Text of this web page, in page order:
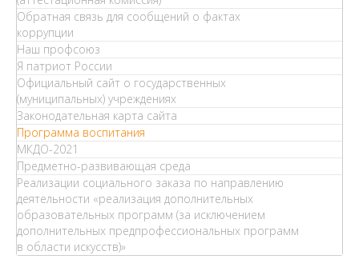
Обратная связь для сообщений о фактах
коррупции
Наш профсоюз
Я патриот России
Официальный сайт о государственных
(муниципальных) учреждениях
Законодательная карта сайта
Программа воспитания
МКДО-2021
Предметно-развивающая среда
Реализации социального заказа по направлению
деятельности «реализация дополнительных
образовательных программ (за исключением
дополнительных предпрофессиональных программ
в области искусств)»